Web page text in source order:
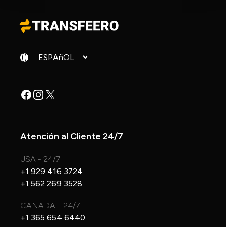
Cambiar idioma
Facebook
Instagram
X
Atención al Cliente 24/7
USA - 24/7
+1 929 416 3724
+1 562 269 3528
CANADA - 24/7
+1 365 654 6440